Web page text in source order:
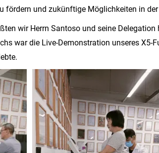
fördern und zukünftige Möglichkeiten in
wir Herrn Santoso und seine
war die Live-Demonstration unseres